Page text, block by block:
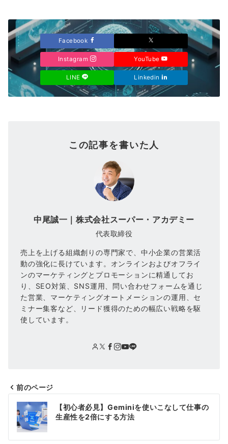
Facebook
Instagram YouTube
LINE Linkedin
この記事を書いた人
中尾誠一｜株式会社スーパー・アカデミー
代表取締役
売上を上げる組織創りの専門家で、中小企業の営業活
動の強化に長けています。オンラインおよびオフライ
ンのマーケティングとプロモーションに精通してお
り、SEO対策、SNS運用、問い合わせフォームを通じ
た営業、マーケティングオートメーションの運用、セ
ミナー集客など、リード獲得のための幅広い戦略を駆
使しています。
投
稿
ナ
前のページ
【初心者必見】Geminiを使いこなして仕事の
生産性を2倍にする方法